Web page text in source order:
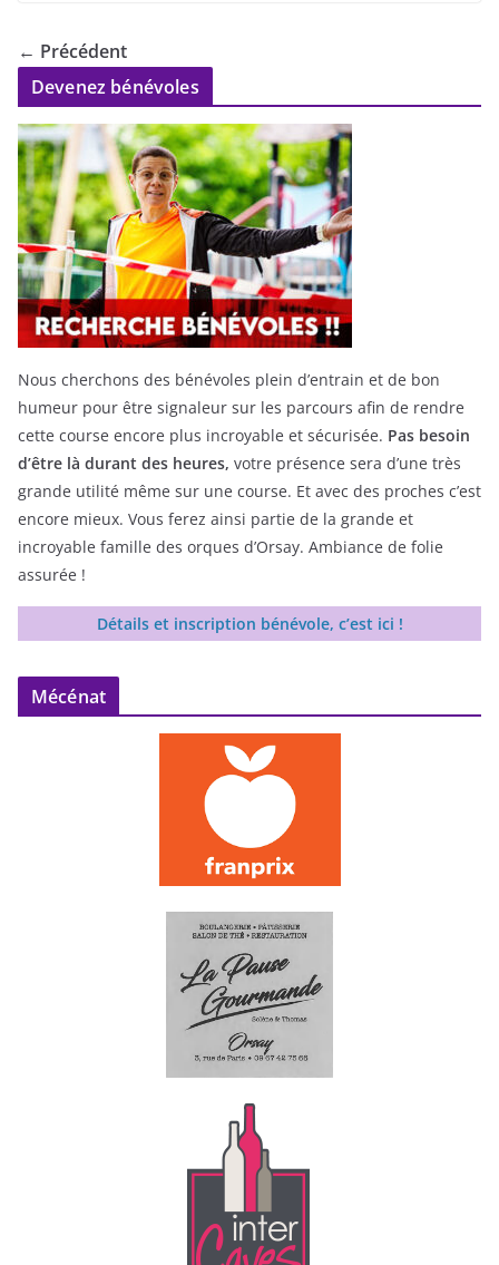
← Précédent
Devenez bénévoles
Nous cherchons des bénévoles plein d’entrain et de bon
humeur pour être signaleur sur les parcours afin de rendre
cette course encore plus incroyable et sécurisée. Pas besoin
d’être là durant des heures, votre présence sera d’une très
grande utilité même sur une course. Et avec des proches c’est
encore mieux. Vous ferez ainsi partie de la grande et
incroyable famille des orques d’Orsay. Ambiance de folie
assurée !
Détails et inscription bénévole, c’est ici !
Mécénat